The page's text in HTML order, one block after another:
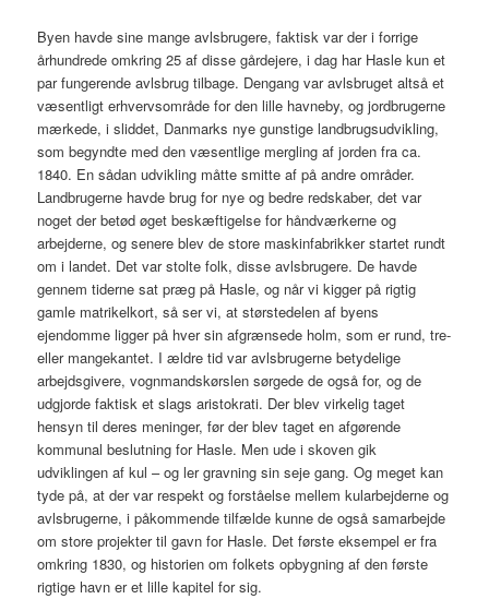
Byen havde sine mange avlsbrugere, faktisk var der i forrige
århundrede omkring 25 af disse gårdejere, i dag har Hasle kun et
par fungerende avlsbrug tilbage. Dengang var avlsbruget altså et
væsentligt erhvervsområde for den lille havneby, og jordbrugerne
mærkede, i sliddet, Danmarks nye gunstige landbrugsudvikling,
som begyndte med den væsentlige mergling af jorden fra ca.
1840. En sådan udvikling måtte smitte af på andre områder.
Landbrugerne havde brug for nye og bedre redskaber, det var
noget der betød øget beskæftigelse for håndværkerne og
arbejderne, og senere blev de store maskinfabrikker startet rundt
om i landet. Det var stolte folk, disse avlsbrugere. De havde
gennem tiderne sat præg på Hasle, og når vi kigger på rigtig
gamle matrikelkort, så ser vi, at størstedelen af byens
ejendomme ligger på hver sin afgrænsede holm, som er rund, tre-
eller mangekantet. I ældre tid var avlsbrugerne betydelige
arbejdsgivere, vognmandskørslen sørgede de også for, og de
udgjorde faktisk et slags aristokrati. Der blev virkelig taget
hensyn til deres meninger, før der blev taget en afgørende
kommunal beslutning for Hasle. Men ude i skoven gik
udviklingen af kul – og ler gravning sin seje gang. Og meget kan
tyde på, at der var respekt og forståelse mellem kularbejderne og
avlsbrugerne, i påkommende tilfælde kunne de også samarbejde
om store projekter til gavn for Hasle. Det første eksempel er fra
omkring 1830, og historien om folkets opbygning af den første
rigtige havn er et lille kapitel for sig.